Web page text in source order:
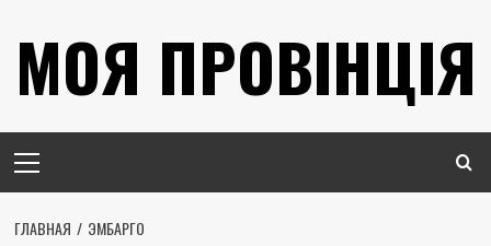
содержимому
МОЯ ПРОВІНЦІЯ
меню
ГЛАВНАЯ ЭМБАРГО